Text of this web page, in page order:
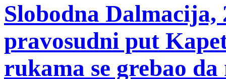
Slobodna Dalmacija,
pravosudni put
rukama se grebao